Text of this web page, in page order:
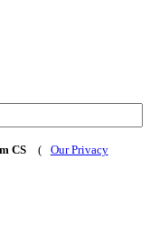
CS (
Our Privacy